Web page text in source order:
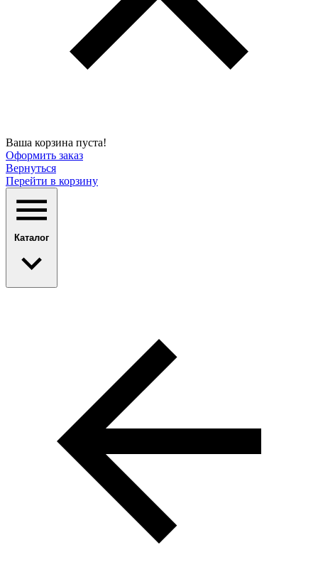
Ваша корзина пуста!
Оформить заказ
Вернуться
Перейти в корзину
Каталог